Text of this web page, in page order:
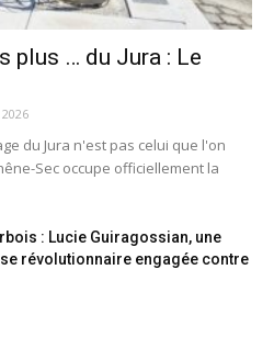
plus … du Jura : Le
du Jura n'est pas celui que l'on
Sec occupe officiellement la
: Lucie Guiragossian, une
révolutionnaire engagée contre